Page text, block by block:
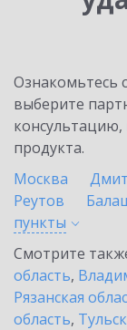
Ознакомьтесь
выберите
продукта.
Москва
Реутов
пункты
Смотрите
область,
Рязанская
область,